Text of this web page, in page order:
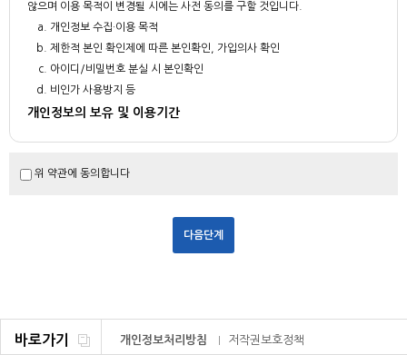
않으며 이용 목적이 변경될 시에는 사전 동의를 구할 것입니다.
개인정보 수집·이용 목적
제한적 본인 확인제에 따른 본인확인, 가입의사 확인
아이디/비밀번호 분실 시 본인확인
비인가 사용방지 등
개인정보의 보유 및 이용기간
회원 탈퇴를 요청하거나 개인정보의 수집 및 이용에 대한 동의를 철회하는 경
인정보를 지체 없이 파기합니다. 다만, 다음의 정보에 대하여는 아래의 사유로
기타 관계법령의 규정에 의하여 보존할 필요가 있는 경우 관계법령에서
위 약관에 동의합니다
바로가기 개인정보처리방침 저작권보호정책